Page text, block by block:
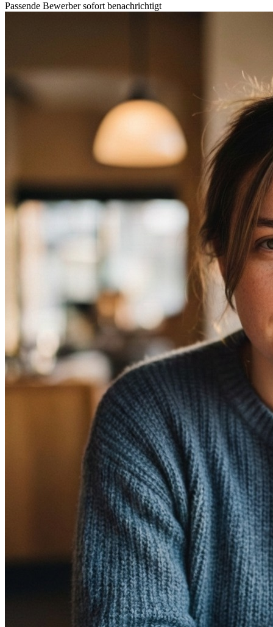
Passende Bewerber sofort benachrichtigt